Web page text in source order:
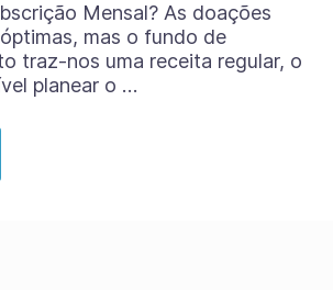
Mensal? As doações
mas o fundo de
traz-nos uma receita regular, o
planear o …